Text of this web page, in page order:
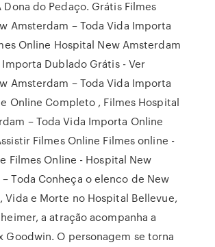
do Pedaço. Grátis Filmes
Amsterdam – Toda Vida Importa
Online Hospital New Amsterdam
Importa Dublado Grátis - Ver
Amsterdam – Toda Vida Importa
Online Completo , Filmes Hospital
– Toda Vida Importa Online
Filmes Online Filmes online -
Filmes Online - Hospital New
Toda Conheça o elenco de New
Vida e Morte no Hospital Bellevue,
a atração acompanha a
Goodwin. O personagem se torna